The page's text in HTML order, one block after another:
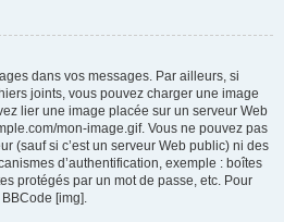
dans vos messages. Par ailleurs, si
joints, vous pouvez charger une image
lier une image placée sur un serveur Web
mon-image.gif. Vous ne pouvez pas
(sauf si c’est un serveur Web public) ni des
d’authentification, exemple : boîtes
protégés par un mot de passe, etc. Pour
[img].